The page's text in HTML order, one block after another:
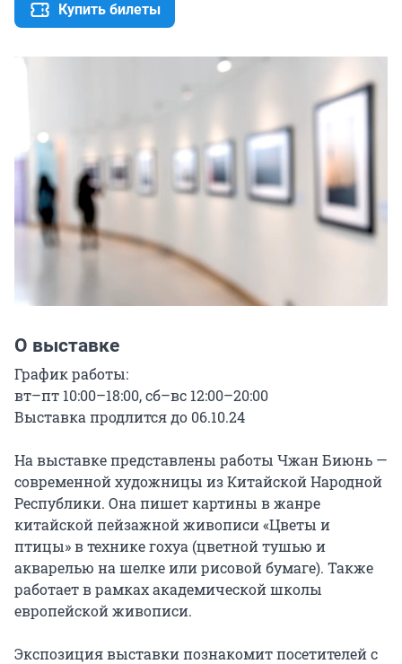
Купить билеты
О выставке
График работы:
вт–пт 10:00–18:00, сб–вс 12:00–20:00
Выставка продлится до 06.10.24
На выставке представлены работы Чжан Биюнь —
современной художницы из Китайской Народной
Республики. Она пишет картины в жанре
китайской пейзажной живописи «Цветы и
птицы» в технике гохуа (цветной тушью и
акварелью на шелке или рисовой бумаге). Также
работает в рамках академической школы
европейской живописи.
Экспозиция выставки познакомит посетителей с